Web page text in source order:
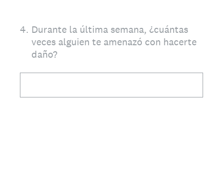
4. Durante la última semana, ¿cuántas
veces alguien te amenazó con hacerte
daño?